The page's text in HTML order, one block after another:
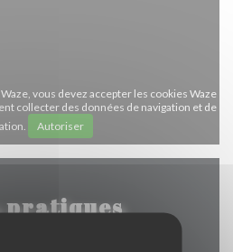
vous devez accepter les cookies Waze
collecter des données de navigation et de
Autoriser
pratiques